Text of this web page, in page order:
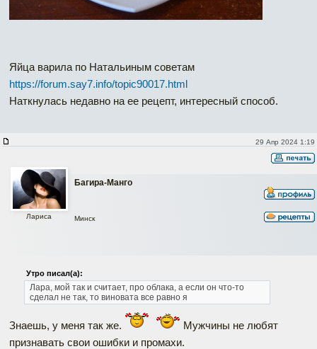
Яйца варила по Натальиным советам
https://forum.say7.info/topic90017.html
Наткнулась недавно на ее рецепт, интересный способ.
29 Апр 2024 1:19
Багира-Манго
Лариса Минск
Утро писал(а):
Лара, мой так и считает, про облака, а если он что-то
сделал не так, то виновата все равно я
Знаешь, у меня так же.
Мужчины не любят
признавать свои ошибки и промахи.